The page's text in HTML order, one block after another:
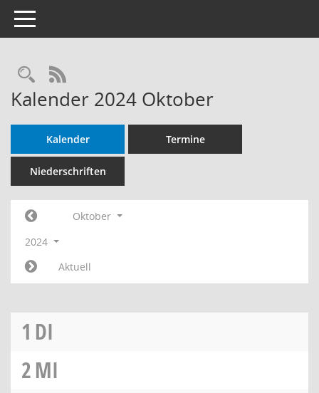
Toggle navigation
Rechercheauswahl
RSS-Feed
Kalender 2024 Oktober
Kalender Termine
Niederschriften
Oktober
2024
Aktuell
1 DI
2MI